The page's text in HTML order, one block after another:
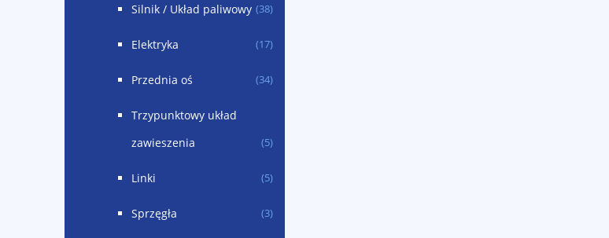
Silnik / Układ paliwowy (38)
Elektryka (17)
Przednia oś (34)
Trzypunktowy układ
zawieszenia
(5)
Linki (5)
Sprzęgła (3)